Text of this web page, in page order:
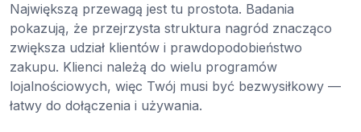
Największą przewagą jest tu prostota. Badania
pokazują, że przejrzysta struktura nagród znacząco
zwiększa udział klientów i prawdopodobieństwo
zakupu. Klienci należą do wielu programów
lojalnościowych, więc Twój musi być bezwysiłkowy —
łatwy do dołączenia i używania.